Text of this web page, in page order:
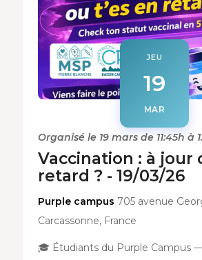
JEU
19
MAR
Organisé le 19 mars de 11:45h à
Vaccination : à jour
retard ? - 19/03/26
Purple campus 705 avenue
Carcassonne, France
🎓 Étudiants du Purple Campus